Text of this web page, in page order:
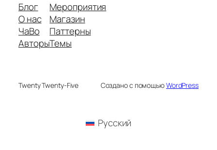
Блог
О нас
ЧаВо
Авторы
Мероприятия
Магазин
Паттерны
Темы
Twenty Twenty-Five Создано с помощьюWordPress
Русский